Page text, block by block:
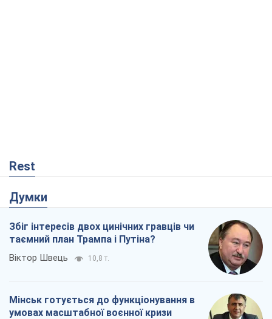
Rest
Думки
Збіг інтересів двох цинічних гравців чи
таємний план Трампа і Путіна?
Віктор Швець 10,8 т.
Мінськ готується до функціонування в
умовах масштабної воєнної кризи